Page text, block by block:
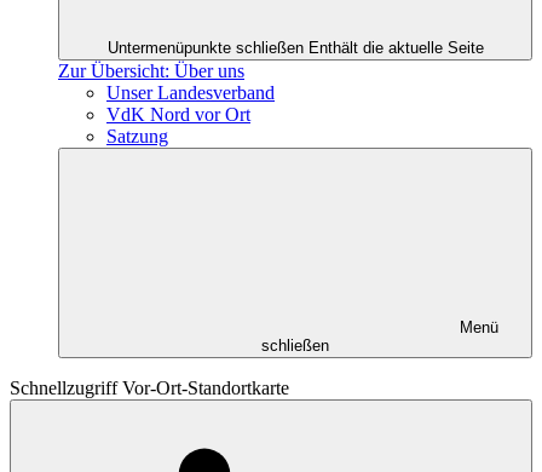
Untermenüpunkte schließen Enthält die aktuelle Seite
Zur Übersicht: Über uns
Unser Landesverband
VdK Nord vor Ort
Satzung
Menü
schließen
Schnellzugriff Vor-Ort-Standortkarte